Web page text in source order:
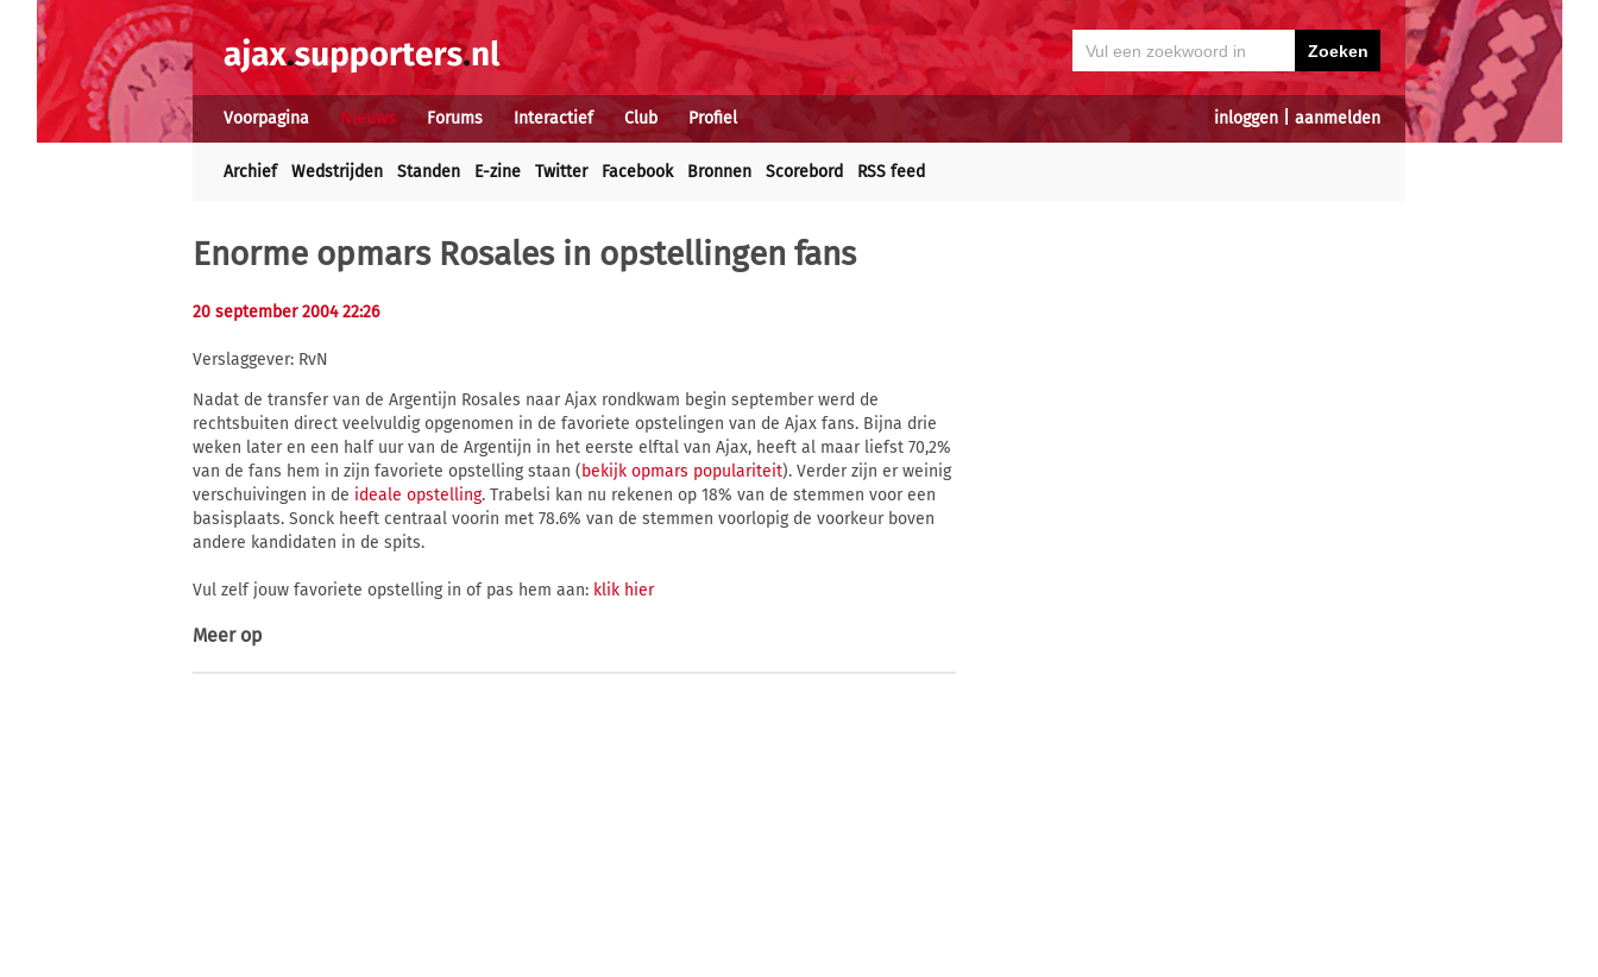
inloggen aanmelden
Voorpagina Nieuws Forums Interactief Club Profiel
Archief Wedstrijden Standen E-zine Twitter Facebook Bronnen Scorebord RSS feed
Enorme opmars Rosales in opstellingen fans
20 september 2004 22:26
Verslaggever: RvN
Nadat de transfer van de Argentijn Rosales naar Ajax rondkwam begin september werd de
rechtsbuiten direct veelvuldig opgenomen in de favoriete opstelingen van de Ajax fans. Bijna drie
weken later en een half uur van de Argentijn in het eerste elftal van Ajax, heeft al maar liefst 70,2%
van de fans hem in zijn favoriete opstelling staan (bekijk opmars populariteit). Verder zijn er weinig
verschuivingen in de ideale opstelling. Trabelsi kan nu rekenen op 18% van de stemmen voor een
basisplaats. Sonck heeft centraal voorin met 78.6% van de stemmen voorlopig de voorkeur boven
andere kandidaten in de spits.
Vul zelf jouw favoriete opstelling in of pas hem aan: klik hier
Meer op